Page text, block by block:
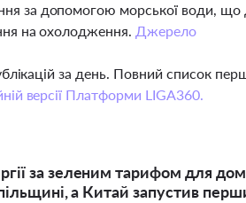
за допомогою морської води, що
на охолодження. Джерело
за день. Повний список
версії Платформи LIGA360.
за зеленим тарифом для
а Китай запустив